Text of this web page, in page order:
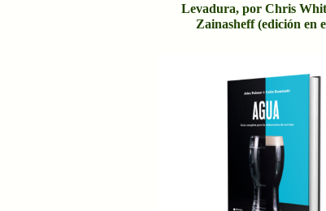
Levadura, por Chris
Zainasheff (edición en